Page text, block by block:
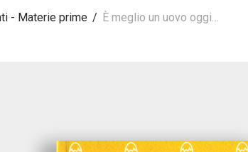
- Materie prime / È meglio un uovo oggi…